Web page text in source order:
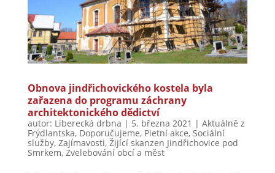
Obnova jindřichovického kostela byla
zařazena do programu záchrany
architektonického dědictví
autor: Liberecká drbna | 5. března 2021 | Aktuálně z
Frýdlantska, Doporučujeme, Pietní akce, Sociální
služby, Zajímavosti, Žijící skanzen Jindřichovice pod
Smrkem, Zvelebování obcí a měst